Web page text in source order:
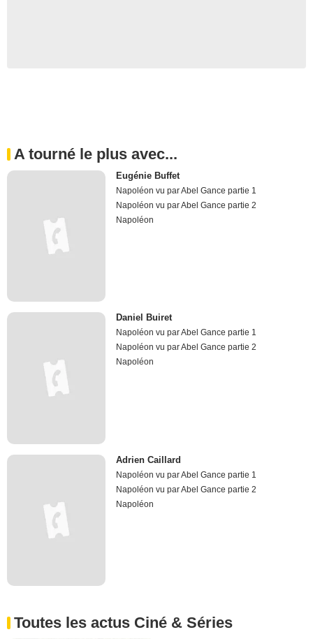
A tourné le plus avec...
Eugénie Buffet
Napoléon vu par Abel Gance partie 1
Napoléon vu par Abel Gance partie 2
Napoléon
Daniel Buiret
Napoléon vu par Abel Gance partie 1
Napoléon vu par Abel Gance partie 2
Napoléon
Adrien Caillard
Napoléon vu par Abel Gance partie 1
Napoléon vu par Abel Gance partie 2
Napoléon
Toutes les actus Ciné & Séries